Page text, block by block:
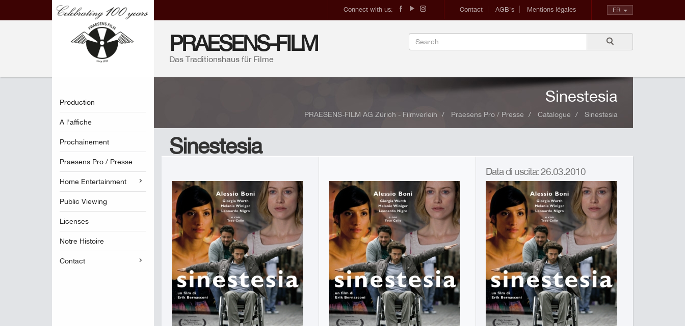
FR
Contact AGB's Mentions légales
Connect with us:
PRAESENS-FILM
Das Traditionshaus für Filme
Production
A l'affiche
Prochainement
Praesens Pro / Presse
Home Entertainment
Public Viewing
Licenses
Notre Histoire
Contact
Sinestesia
PRAESENS-FILM AG Zürich - Filmverleih Praesens Pro / Presse Catalogue Sinestesia
Sinestesia
Data di uscita: 26.03.2010